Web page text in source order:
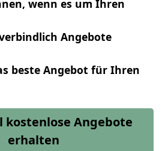
wenn es um Ihren
Angebote
beste Angebot für Ihren
kostenlose Angebote
erhalten